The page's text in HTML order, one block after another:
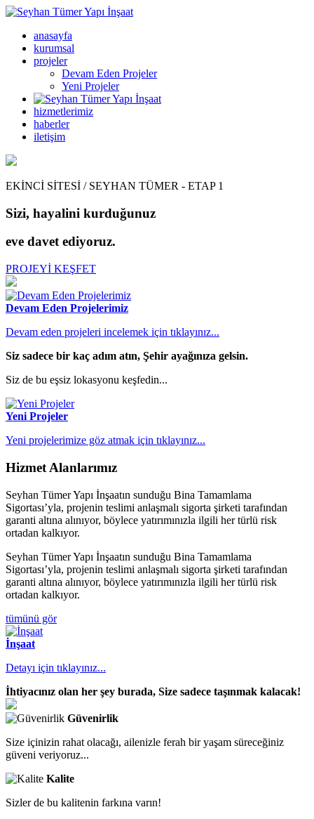
anasayfa
kurumsal
projeler
Devam Eden Projeler
Yeni Projeler
hizmetlerimiz
haberler
iletişim
EKİNCİ SİTESİ / SEYHAN TÜMER - ETAP 1
Sizi, hayalini kurduğunuz
eve davet ediyoruz.
PROJEYİ KEŞFET
Devam Eden Projelerimiz
Devam eden projeleri incelemek için tıklayınız...
Siz sadece bir kaç adım atın, Şehir ayağınıza gelsin.
Siz de bu eşsiz lokasyonu keşfedin...
Yeni Projeler
Yeni projelerimize göz atmak için tıklayınız...
Hizmet Alanlarımız
Seyhan Tümer Yapı İnşaatın sunduğu Bina Tamamlama
Sigortası’yla, projenin teslimi anlaşmalı sigorta şirketi tarafından
garanti altına alınıyor, böylece yatırımınızla ilgili her türlü risk
ortadan kalkıyor.
Seyhan Tümer Yapı İnşaatın sunduğu Bina Tamamlama
Sigortası’yla, projenin teslimi anlaşmalı sigorta şirketi tarafından
garanti altına alınıyor, böylece yatırımınızla ilgili her türlü risk
ortadan kalkıyor.
tümünü gör
İnşaat
Detayı için tıklayınız...
İhtiyacınız olan her şey burada, Size sadece taşınmak kalacak!
Güvenirlik
Size içinizin rahat olacağı, ailenizle ferah bir yaşam süreceğiniz
güveni veriyoruz...
Kalite
Sizler de bu kalitenin farkına varın!